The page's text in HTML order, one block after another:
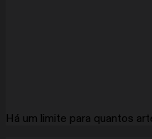
Há um limite para quantos